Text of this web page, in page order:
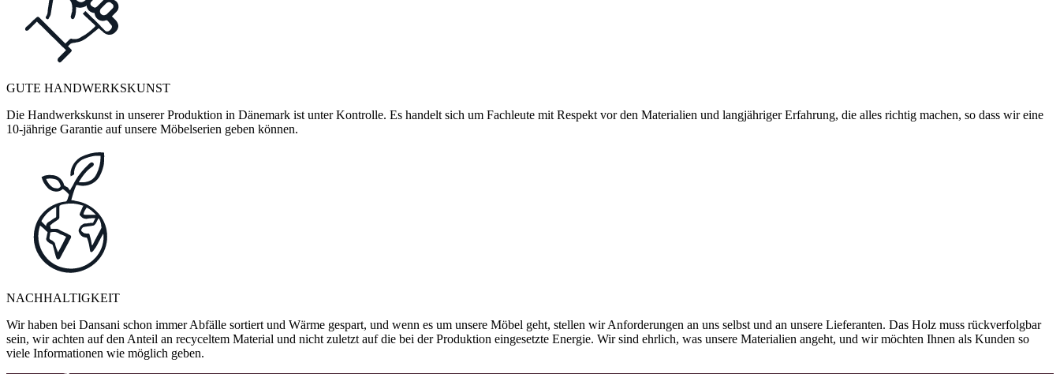
GUTE HANDWERKSKUNST
Die Handwerkskunst in unserer Produktion in Dänemark ist unter Kontrolle. Es handelt sich um Fachleute mit Respekt vor den Materialien und langjähriger Erfahrung, die alles richtig machen, so dass wir eine
10-jährige Garantie auf unsere Möbelserien geben können.
NACHHALTIGKEIT
Wir haben bei Dansani schon immer Abfälle sortiert und Wärme gespart, und wenn es um unsere Möbel geht, stellen wir Anforderungen an uns selbst und an unsere Lieferanten. Das Holz muss rückverfolgbar
sein, wir achten auf den Anteil an recyceltem Material und nicht zuletzt auf die bei der Produktion eingesetzte Energie. Wir sind ehrlich, was unsere Materialien angeht, und wir möchten Ihnen als Kunden so
viele Informationen wie möglich geben.